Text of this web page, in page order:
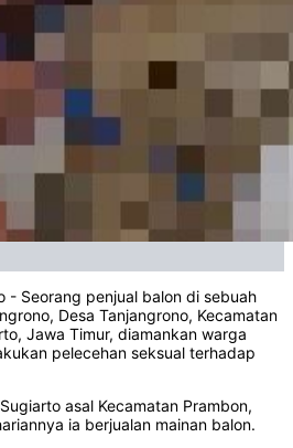
- Seorang penjual balon di sebuah
Desa Tanjangrono, Kecamatan
Jawa Timur, diamankan warga
pelecehan seksual terhadap
asal Kecamatan Prambon,
ia berjualan mainan balon.